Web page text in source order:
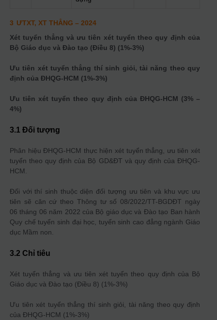
3 ƯTXT, XT THẲNG – 2024
Xét tuyển thẳng và ưu tiên xét tuyển theo quy định của
Bộ Giáo dục và Đào tạo (Điều 8) (1%-3%)
Ưu tiên xét tuyển thẳng thí sinh giỏi, tài năng theo quy
định của ĐHQG-HCM (1%-3%)
Ưu tiên xét tuyển theo quy định của ĐHQG-HCM (3% –
4%)
3.1 Đối tượng
Phân hiệu ĐHQG-HCM thực hiện xét tuyển thẳng, ưu tiên xét
tuyển theo quy định của Bộ GD&ĐT và quy định của ĐHQG-
HCM.
Đối với thí sinh thuộc diện đối tượng ưu tiên và khu vực ưu
tiên sẽ căn cứ theo Thông tư số 08/2022/TT-BGDĐT ngày
06 tháng 06 năm 2022 của Bộ giáo dục và Đào tạo Ban hành
Quy chế tuyển sinh đại học, tuyển sinh cao đẳng ngành Giáo
dục Mầm non.
3.2 Chỉ tiêu
Xét tuyển thẳng và ưu tiên xét tuyển theo quy định của Bộ
Giáo dục và Đào tạo (Điều 8) (1%-3%)
Ưu tiên xét tuyển thẳng thí sinh giỏi, tài năng theo quy định
của ĐHQG-HCM (1%-3%)